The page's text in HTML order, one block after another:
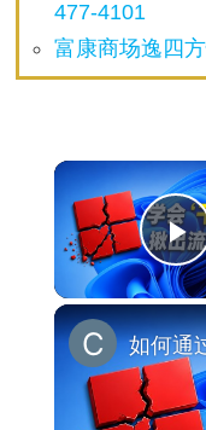
477-4101
富康商场逸四